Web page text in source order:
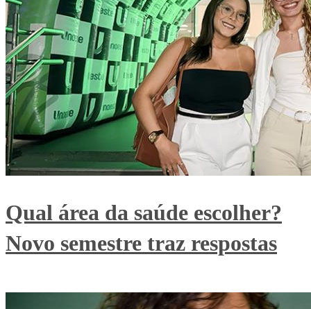
Qual área da saúde escolher?
Novo semestre traz respostas